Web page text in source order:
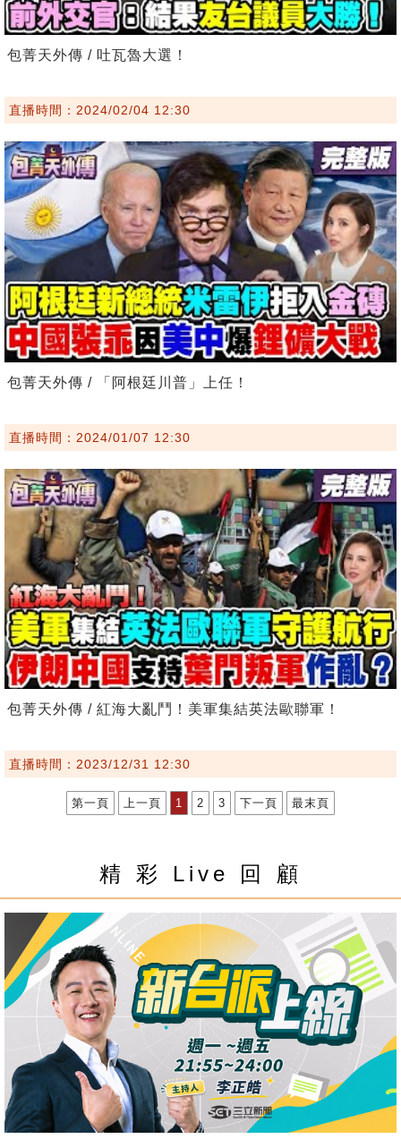
包菁天外傳 / 吐瓦魯大選！
直播時間：2024/02/04 12:30
包菁天外傳 / 「阿根廷川普」上任！
直播時間：2024/01/07 12:30
包菁天外傳 / 紅海大亂鬥！美軍集結英法歐聯軍！
直播時間：2023/12/31 12:30
第一頁 上一頁 1 2 3 下一頁 最末頁
精 彩 Live 回 顧